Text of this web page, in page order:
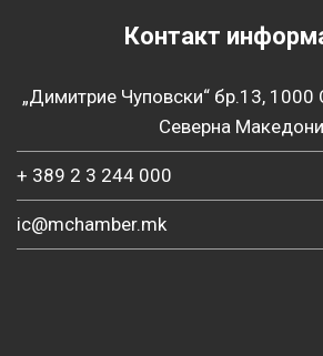
Контакт
„Димитрие Чуповски“ бр.13, 1000
Северна
+ 389 2 3 244 000
ic@mchamber.mk